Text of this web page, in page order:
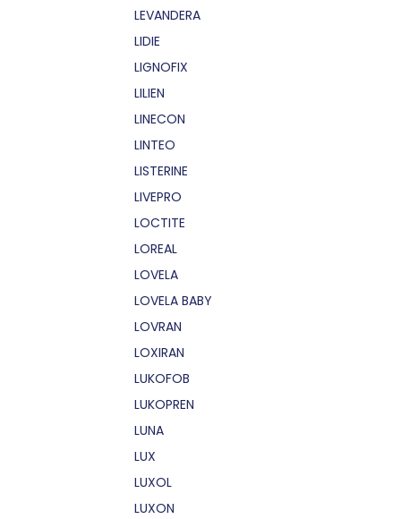
LEVANDERA
LIDIE
LIGNOFIX
LILIEN
LINECON
LINTEO
LISTERINE
LIVEPRO
LOCTITE
LOREAL
LOVELA
LOVELA BABY
LOVRAN
LOXIRAN
LUKOFOB
LUKOPREN
LUNA
LUX
LUXOL
LUXON